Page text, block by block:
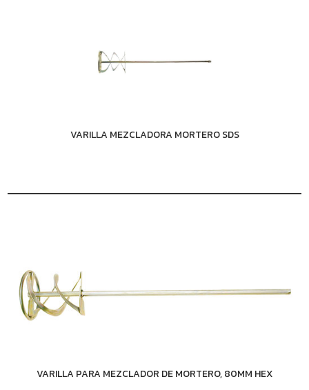
VARILLA MEZCLADORA MORTERO SDS
VARILLA PARA MEZCLADOR DE MORTERO, 80MM HEX